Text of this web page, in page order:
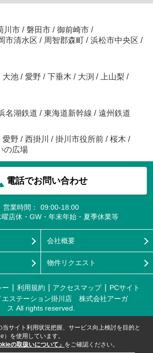
川市 / 磐田市 / 御前崎市 /
市清水区 / 周智郡森町 / 浜松市中央区 /
大池 / 愛野 / 下垂木 / 大渕 / 上山梨 /
名湖鉄道 / 東海道新幹線 / 遠州鉄道
愛野 / 西掛川 / 掛川市役所前 / 桜木 /
の広場
電話でお問い合わせ
営業時間：
09:00-18:00
曜店休・GW・年末年始・夏季休業等
会社概要
物件リクエスト
ー 利用規約 アクセスマップ
PCサイト
エステーション掛川店 株式会社アーガ
ス All rights reserved.
サイト利用状況把握、サービス向上検討を目的と
を使用しています。
の取扱いについて」 をご確認ください。